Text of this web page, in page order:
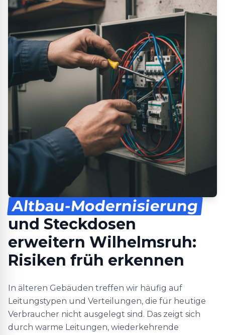
Altbau-Modernisierung
und Steckdosen
erweitern Wilhelmsruh:
Risiken früh erkennen
In älteren Gebäuden treffen wir häufig auf
Leitungstypen und Verteilungen, die für heutige
Verbraucher nicht ausgelegt sind. Das zeigt sich
durch warme Leitungen, wiederkehrende